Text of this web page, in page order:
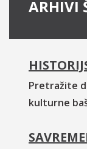
ARHIVI
Pretražite
kulturne